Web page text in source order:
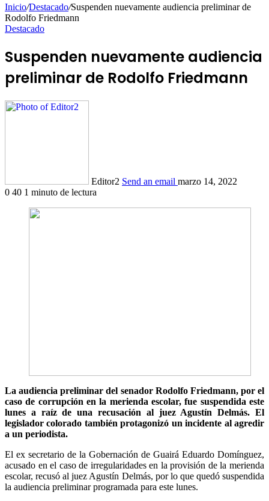
Inicio/Destacado/Suspenden nuevamente audiencia preliminar de
Rodolfo Friedmann
Destacado
Suspenden nuevamente audiencia
preliminar de Rodolfo Friedmann
Editor2 Send an email marzo 14, 2022
0 40 1 minuto de lectura
La audiencia preliminar del senador Rodolfo Friedmann, por el
caso de corrupción en la merienda escolar, fue suspendida este
lunes a raíz de una recusación al juez Agustín Delmás. El
legislador colorado también protagonizó un incidente al agredir
a un periodista.
El ex secretario de la Gobernación de Guairá Eduardo Domínguez,
acusado en el caso de irregularidades en la provisión de la merienda
escolar, recusó al juez Agustín Delmás, por lo que quedó suspendida
la audiencia preliminar programada para este lunes.